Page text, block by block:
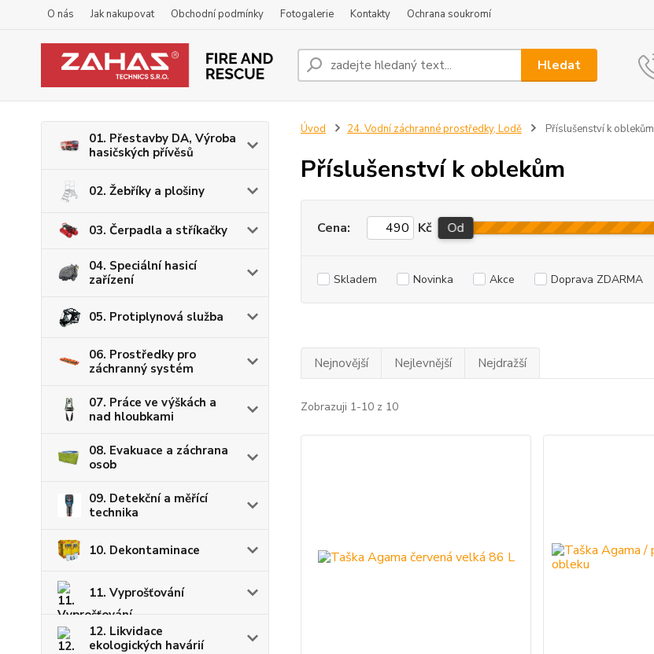
O nás Jak nakupovat Obchodní podmínky Fotogalerie Kontakty Ochrana soukromí
Hledat
01. Přestavby DA, Výroba
hasičských přívěsů
02. Žebříky a plošiny
03. Čerpadla a stříkačky
04. Speciální hasicí
zařízení
05. Protiplynová služba
06. Prostředky pro
záchranný systém
07. Práce ve výškách a
nad hloubkami
08. Evakuace a záchrana
osob
09. Detekční a měřící
technika
10. Dekontaminace
11. Vyprošťování
12. Likvidace
ekologických havárií
Úvod 24. Vodní záchranné prostředky, Lodě Příslušenství k oblekům
Příslušenství k oblekům
Cena: Kč Od
Skladem Novinka Akce Doprava ZDARMA
Nejnovější Nejlevnější Nejdražší
Zobrazuji 1-10 z 10